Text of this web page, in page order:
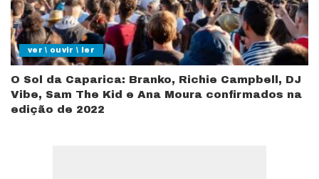
ver \ ouvir \ ler
O Sol da Caparica: Branko, Richie Campbell, DJ
Vibe, Sam The Kid e Ana Moura confirmados na
edição de 2022